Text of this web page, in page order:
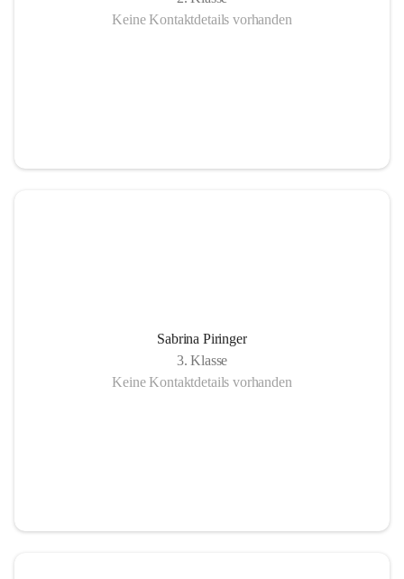
Keine Kontaktdetails vorhanden
Sabrina Piringer
3. Klasse
Keine Kontaktdetails vorhanden